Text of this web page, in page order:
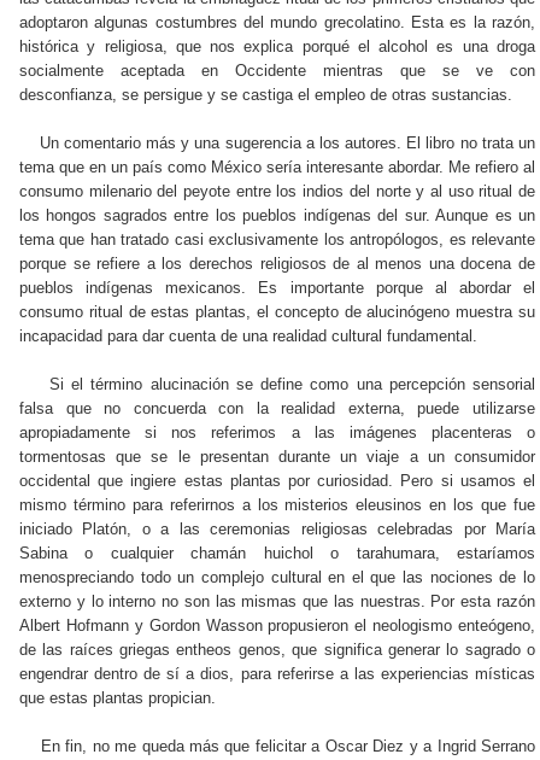
adoptaron algunas costumbres del mundo grecolatino. Esta es la razón,
histórica y religiosa, que nos explica porqué el alcohol es una droga
socialmente aceptada en Occidente mientras que se ve con
desconfianza, se persigue y se castiga el empleo de otras sustancias.
Un comentario más y una sugerencia a los autores. El libro no trata un
tema que en un país como México sería interesante abordar. Me refiero al
consumo milenario del peyote entre los indios del norte y al uso ritual de
los hongos sagrados entre los pueblos indígenas del sur. Aunque es un
tema que han tratado casi exclusivamente los antropólogos, es relevante
porque se refiere a los derechos religiosos de al menos una docena de
pueblos indígenas mexicanos. Es importante porque al abordar el
consumo ritual de estas plantas, el concepto de alucinógeno muestra su
incapacidad para dar cuenta de una realidad cultural fundamental.
Si el término alucinación se define como una percepción sensorial
falsa que no concuerda con la realidad externa, puede utilizarse
apropiadamente si nos referimos a las imágenes placenteras o
tormentosas que se le presentan durante un viaje a un consumidor
occidental que ingiere estas plantas por curiosidad. Pero si usamos el
mismo término para referirnos a los misterios eleusinos en los que fue
iniciado Platón, o a las ceremonias religiosas celebradas por María
Sabina o cualquier chamán huichol o tarahumara, estaríamos
menospreciando todo un complejo cultural en el que las nociones de lo
externo y lo interno no son las mismas que las nuestras. Por esta razón
Albert Hofmann y Gordon Wasson propusieron el neologismo enteógeno,
de las raíces griegas entheos genos, que significa generar lo sagrado o
engendrar dentro de sí a dios, para referirse a las experiencias místicas
que estas plantas propician.
En fin, no me queda más que felicitar a Oscar Diez y a Ingrid Serrano